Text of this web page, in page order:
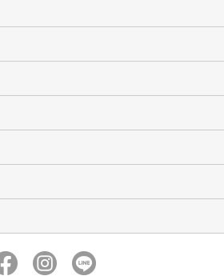
の強み
ィング (3)
介 (3)
ナー
ホテルのご紹介
態
(ブティックホテル)の投資活用
関するデータ
(19)
採用）
採用）